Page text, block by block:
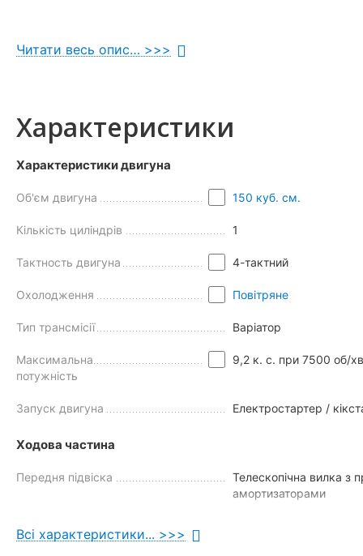
Дизайн Fada Kona не залишить байдужим нікого.
Повністю світлодіодне освітлення (головна фара, задній
Читати весь опис… >>>
Характеристики
Характеристики двигуна
Об'єм двигуна 150 куб. см.
Кількість циліндрів 1
Тактность двигуна 4-тактний
Охолодження Повітряне
Тип трансмісії Варіатор
Максимальна
потужність
9,2 к. с. при 7500 об/
Запуск двигуна Електростартер /
Ходова частина
Передня підвіска
Телескопічна вилка з
амортизаторами
Всі характеристики... >>>